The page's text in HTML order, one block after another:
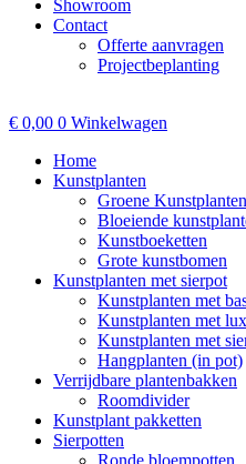
Showroom
Contact
Offerte aanvragen
Projectbeplanting
€ 0,00 0 Winkelwagen
Home
Kunstplanten
Groene Kunstplanten
Bloeiende
Kunstboeketten
Grote kunstbomen
Kunstplanten met sierpot
Kunstplanten met
Kunstplanten met
Kunstplanten met
Hangplanten (in pot)
Verrijdbare plantenbakken
Roomdivider
Kunstplant pakketten
Sierpotten
Ronde bloempotten